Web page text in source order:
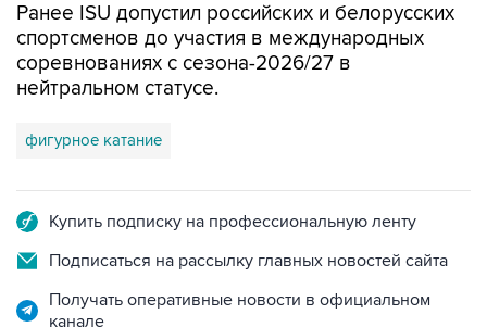
Ранее ISU допустил российских и белорусских
спортсменов до участия в международных
соревнованиях с сезона-2026/27 в
нейтральном статусе.
фигурное катание
Купить подписку на профессиональную ленту
Подписаться на рассылку главных новостей сайта
Получать оперативные новости в официальном
канале